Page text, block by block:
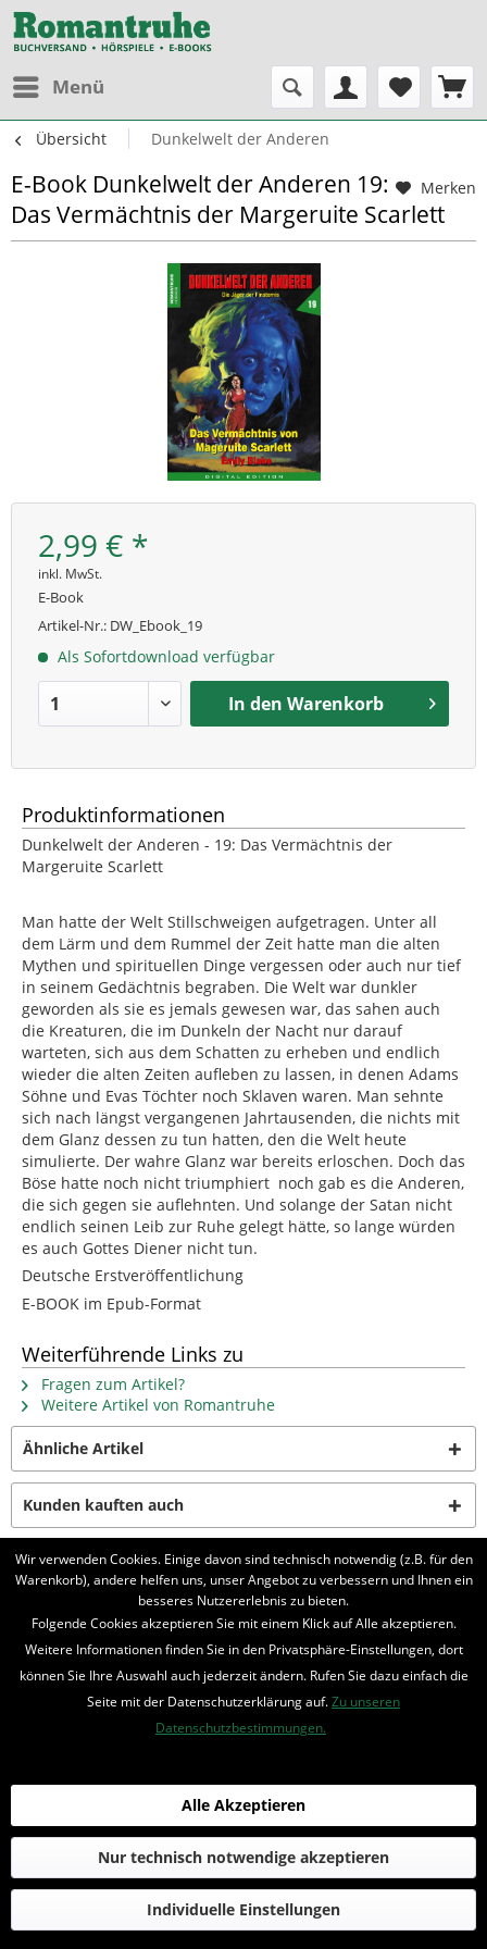
Menü
Übersicht Dunkelwelt der Anderen
Merken
E-Book Dunkelwelt der Anderen 19:
Das Vermächtnis der Margeruite Scarlett
2,99 € *
inkl. MwSt.
E-Book
Artikel-Nr.: DW_Ebook_19
Als Sofortdownload verfügbar
In den Warenkorb
Produktinformationen
Dunkelwelt der Anderen - 19: Das Vermächtnis der
Margeruite Scarlett
Man hatte der Welt Stillschweigen aufgetragen. Unter all
dem Lärm und dem Rummel der Zeit hatte man die alten
Mythen und spirituellen Dinge vergessen oder auch nur tief
in seinem Gedächtnis begraben. Die Welt war dunkler
geworden als sie es jemals gewesen war, das sahen auch
die Kreaturen, die im Dunkeln der Nacht nur darauf
warteten, sich aus dem Schatten zu erheben und endlich
wieder die alten Zeiten aufleben zu lassen, in denen Adams
Söhne und Evas Töchter noch Sklaven waren. Man sehnte
sich nach längst vergangenen Jahrtausenden, die nichts mit
dem Glanz dessen zu tun hatten, den die Welt heute
simulierte. Der wahre Glanz war bereits erloschen. Doch das
Böse hatte noch nicht triumphiert  noch gab es die Anderen,
die sich gegen sie auflehnten. Und solange der Satan nicht
endlich seinen Leib zur Ruhe gelegt hätte, so lange würden
es auch Gottes Diener nicht tun.
Deutsche Erstveröffentlichung
E-BOOK im Epub-Format
Weiterführende Links zu
Fragen zum Artikel?
Weitere Artikel von Romantruhe
Ähnliche Artikel
Kunden kauften auch
Kunden haben sich ebenfalls angesehen
BELIEBTE SERIEN
UNSER SHOP
Bestellung widerrufen
* Alle Preise inkl. MwSt. und zzgl.Bearbeitungspauschale
© 2016-2022 Romantruhe - Buchversand, Joachim Otto
die profilschmiede - Internetagentur
Wir verwenden Cookies. Einige davon sind technisch notwendig (z.B. für den
Warenkorb), andere helfen uns, unser Angebot zu verbessern und Ihnen ein
besseres Nutzererlebnis zu bieten.
Folgende Cookies akzeptieren Sie mit einem Klick auf Alle akzeptieren.
Weitere Informationen finden Sie in den Privatsphäre-Einstellungen, dort
können Sie Ihre Auswahl auch jederzeit ändern. Rufen Sie dazu einfach die
Seite mit der Datenschutzerklärung auf.Zu unseren
Datenschutzbestimmungen.
Individuelle Einstellungen
Nur technisch notwendige akzeptieren
Alle Akzeptieren